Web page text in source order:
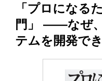
「プロになる
門」 ――なぜ
テムを開発で